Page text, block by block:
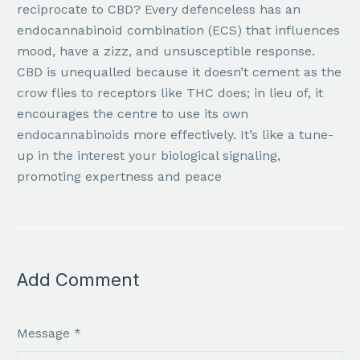
reciprocate to CBD? Every defenceless has an
endocannabinoid combination (ECS) that influences
mood, have a zizz, and unsusceptible response.
CBD is unequalled because it doesn’t cement as the
crow flies to receptors like THC does; in lieu of, it
encourages the centre to use its own
endocannabinoids more effectively. It’s like a tune-
up in the interest your biological signaling,
promoting expertness and peace
Add Comment
Message *